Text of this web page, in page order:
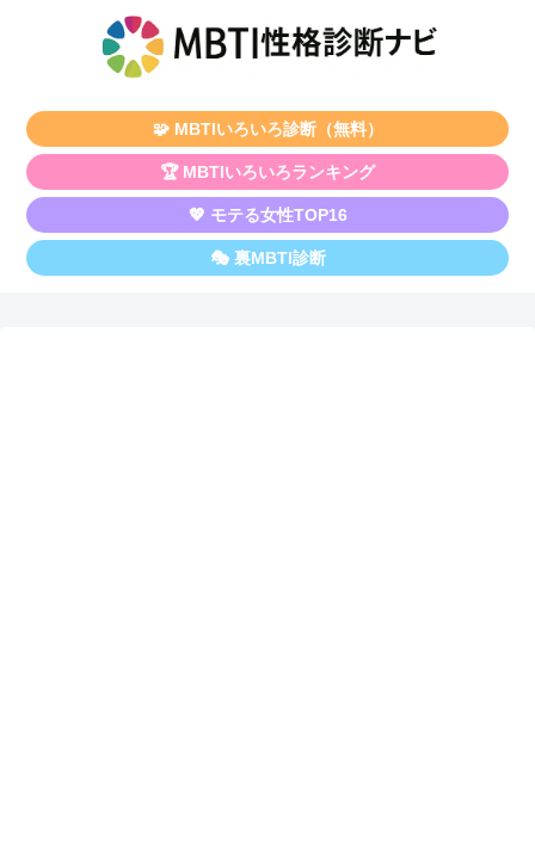
🧩 MBTIいろいろ診断（無料）
🏆 MBTIいろいろランキング
💖 モテる女性TOP16
🎭 裏MBTI診断